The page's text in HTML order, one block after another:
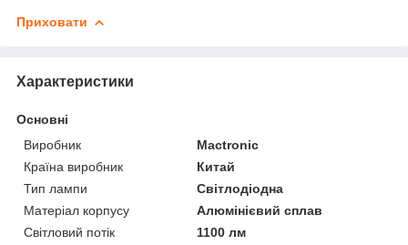
Приховати
Характеристики
Основні
Виробник
Mactronic
Країна виробник
Китай
Тип лампи
Світлодіодна
Матеріал корпусу
Алюмінієвий сплав
Світловий потік
1100 лм